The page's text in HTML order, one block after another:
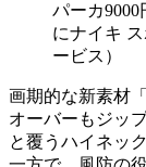
パーカ
にナイキ
ービス）
画期的な新素材
オーバーもジッ
と覆うハイネッ